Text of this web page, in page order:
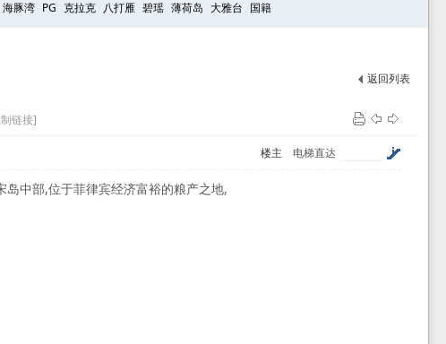
海豚湾 PG 克拉克 八打雁 碧瑶 薄荷岛 大雅台 国籍
返回列表
链接]
电梯直达
楼主
中部,位于菲律宾经济富裕的粮产之地,